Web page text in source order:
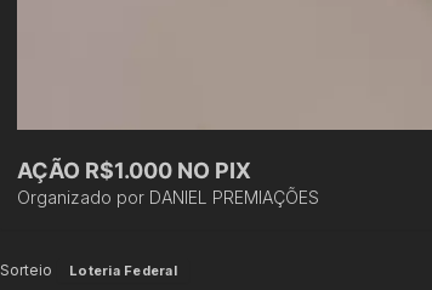
AÇÃO R$1.000 NO PIX
Organizado por DANIEL PREMIAÇÕES
Sorteio Loteria Federal